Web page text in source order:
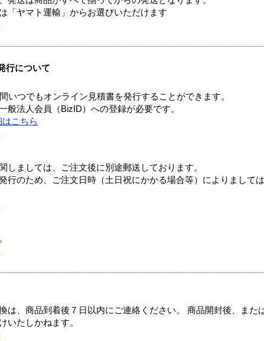
「ヤマト運輸」からお選びいただけます
行について
いつでもオンライン見積書を発行することができます。
法人会員（BizID）への登録が必要です。
こちら
しましては、ご注文後に別途郵送しております。
行のため、ご注文日時（土日祝にかかる場合等）によりまして
は、商品到着後７日以内にご連絡ください。 商品開封後、また
いたしかねます。